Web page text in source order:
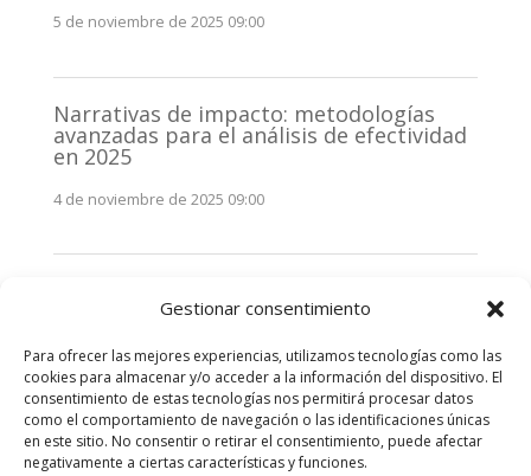
Gestionar consentimiento
Para ofrecer las mejores experiencias, utilizamos tecnologías como las
cookies para almacenar y/o acceder a la información del dispositivo. El
consentimiento de estas tecnologías nos permitirá procesar datos
como el comportamiento de navegación o las identificaciones únicas
en este sitio. No consentir o retirar el consentimiento, puede afectar
negativamente a ciertas características y funciones.
5 de noviembre de 2025 09:00
Narrativas de impacto: metodologías
avanzadas para el análisis de efectividad
en 2025
4 de noviembre de 2025 09:00
stakeholders en 2025: La clave de la
3 de noviembre de 2025 09:00
Comentarios recientes